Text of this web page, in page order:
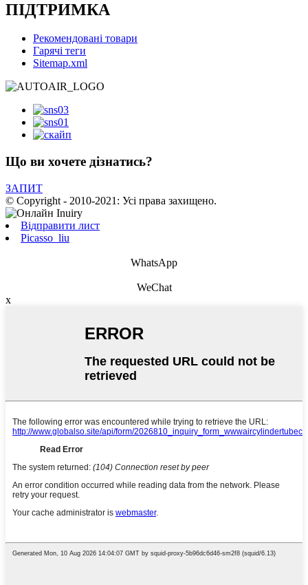
ПІДТРИМКА
Рекомендовані товари
Гарячі теги
Sitemap.xml
Що ви хочете дізнатись?
ЗАПИТ
© Copyright - 2010-2021: Усі права захищено.
Відправити лист
Picasso_liu
WhatsApp
WeChat
x